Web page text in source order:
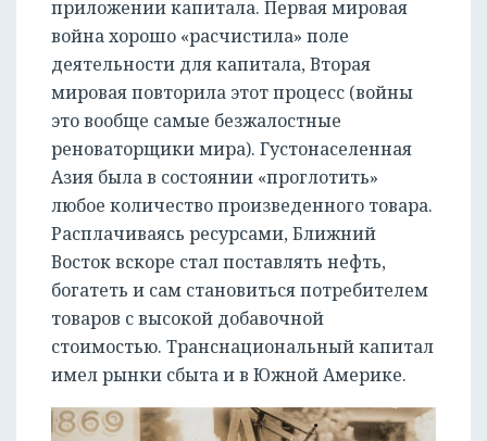
приложении капитала. Первая мировая
война хорошо «расчистила» поле
деятельности для капитала, Вторая
мировая повторила этот процесс (войны
это вообще самые безжалостные
реноваторщики мира). Густонаселенная
Азия была в состоянии «проглотить»
любое количество произведенного товара.
Расплачиваясь ресурсами, Ближний
Восток вскоре стал поставлять нефть,
богатеть и сам становиться потребителем
товаров с высокой добавочной
стоимостью. Транснациональный капитал
имел рынки сбыта и в Южной Америке.